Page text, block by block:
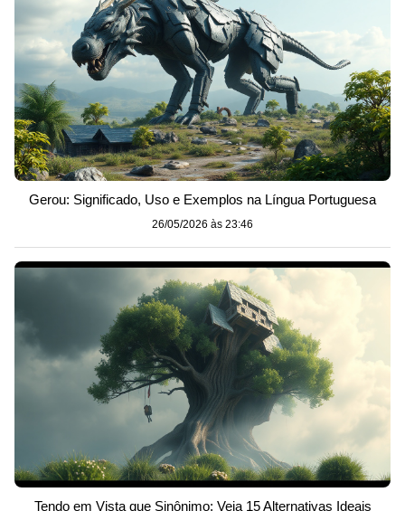
Gerou: Significado, Uso e Exemplos na Língua Portuguesa
26/05/2026 às 23:46
Tendo em Vista que Sinônimo: Veja 15 Alternativas Ideais